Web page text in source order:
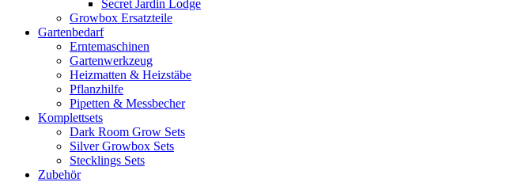
Secret Jardin Lodge
Growbox Ersatzteile
Gartenbedarf
Erntemaschinen
Gartenwerkzeug
Heizmatten & Heizstäbe
Pflanzhilfe
Pipetten & Messbecher
Komplettsets
Dark Room Grow Sets
Silver Growbox Sets
Stecklings Sets
Zubehör